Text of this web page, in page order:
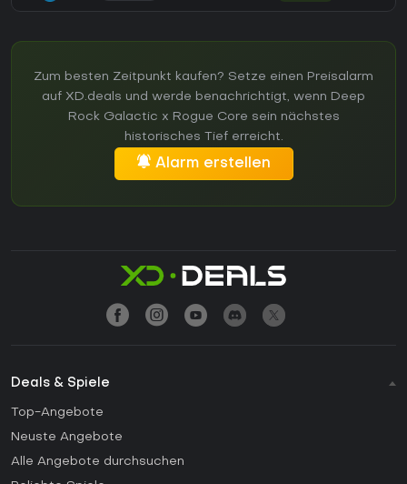
Zum besten Zeitpunkt kaufen? Setze einen Preisalarm
auf XD.deals und werde benachrichtigt, wenn Deep
Rock Galactic x Rogue Core sein nächstes
historisches Tief erreicht.
Alarm erstellen
Deals & Spiele
Top-Angebote
Neuste Angebote
Alle Angebote durchsuchen